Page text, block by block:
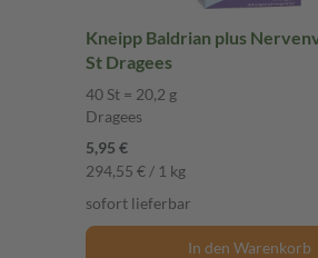
Kneipp Baldrian plus
St Dragees
40 St = 20,2 g
Dragees
5,95 €
294,55 € / 1 kg
sofort lieferbar
In den Warenkorb